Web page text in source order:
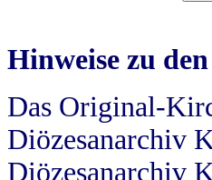
Hinweise zu
Das Original-
Diözesanarchiv
Diözesanarchiv